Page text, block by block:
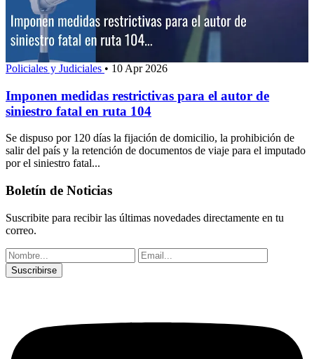
Policiales y Judiciales • 10 Apr 2026
Imponen medidas restrictivas para el autor de
siniestro fatal en ruta 104
Se dispuso por 120 días la fijación de domicilio, la prohibición de
salir del país y la retención de documentos de viaje para el imputado
por el siniestro fatal...
Boletín de Noticias
Suscribite para recibir las últimas novedades directamente en tu
correo.
Suscribirse